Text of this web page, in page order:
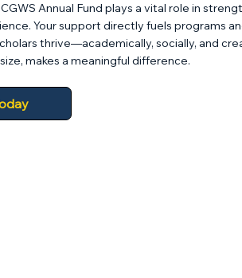
Annual Fund plays a vital role in
Your support directly fuels programs
thrive—academically, socially, and
makes a meaningful difference.